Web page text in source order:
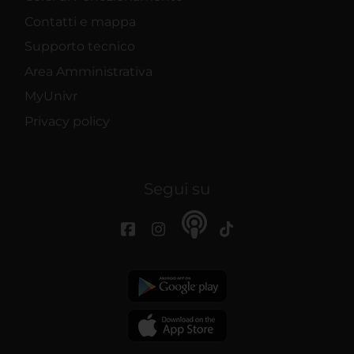
Contatti e mappa
Supporto tecnico
Area Amministrativa
MyUnivr
Privacy policy
Segui su